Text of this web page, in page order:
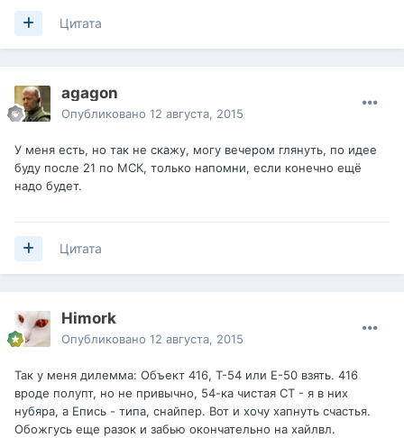
Цитата
agagon
Опубликовано 12 августа, 2015
У меня есть, но так не скажу, могу вечером глянуть, по идее
буду после 21 по МСК, только напомни, если конечно ещё
надо будет.
Цитата
Himork
Опубликовано 12 августа, 2015
Так у меня дилемма: Объект 416, Т-54 или Е-50 взять. 416
вроде полупт, но не привычно, 54-ка чистая СТ - я в них
нубяра, а Епись - типа, снайпер. Вот и хочу хапнуть счастья.
Обожгусь еще разок и забью окончательно на хайлвл.